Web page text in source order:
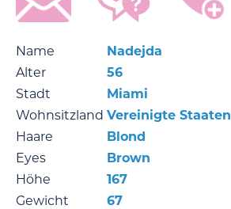
Name
Nadejda
Alter
56
Stadt
Miami
Wohnsitzland Vereinigte Staaten
Haare
Blond
Eyes
Brown
Höhe
167
Gewicht
67